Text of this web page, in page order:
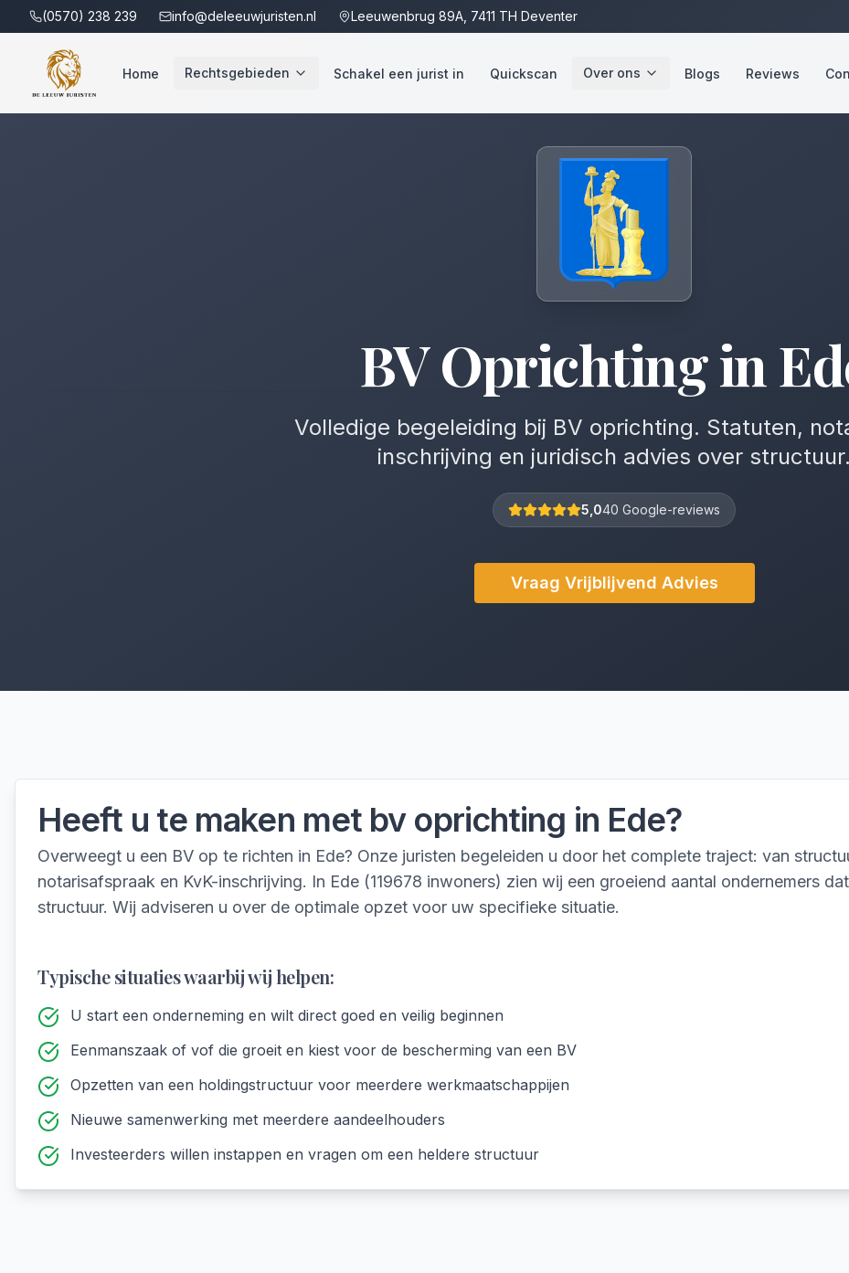
(0570) 238 239 info@deleeuwjuristen.nl Leeuwenbrug 89A, 7411 TH Deventer
Home Rechtsgebieden Schakel een jurist in Quickscan Over ons Blogs Reviews
BV Oprichtingin
Volledige begeleiding bij BV oprichting. Statuten,
inschrijving en juridisch advies over structuur.
5,040 Google-reviews
Vraag Vrijblijvend Advies
Heeft u te maken met bv oprichting in Ede?
Overweegt u een BV op te richten in Ede? Onze juristen begeleiden u door het complete traject: van
notarisafspraak en KvK-inschrijving. In Ede (119678 inwoners) zien wij een groeiend aantal ondernemers
structuur. Wij adviseren u over de optimale opzet voor uw specifieke situatie.
Typische situaties waarbij wij helpen:
U start een onderneming en wilt direct goed en veilig beginnen
Eenmanszaak of vof die groeit en kiest voor de bescherming van een BV
Opzetten van een holdingstructuur voor meerdere werkmaatschappijen
Nieuwe samenwerking met meerdere aandeelhouders
Investeerders willen instappen en vragen om een heldere structuur